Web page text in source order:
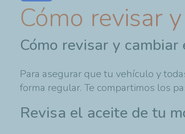
Cómo revisar
Cómo revisar y
Para asegurar que tu vehículo y
forma regular. Te compartimos los
Revisa el aceite de tu